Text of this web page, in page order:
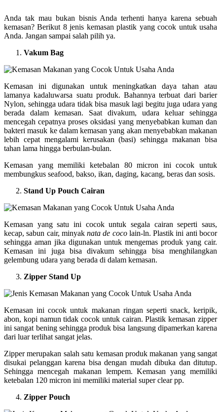
Anda tak mau bukan bisnis Anda terhenti hanya karena sebuah
kemasan? Berikut 8 jenis kemasan plastik yang cocok untuk usaha
Anda. Jangan sampai salah pilih ya.
Vakum Bag
Kemasan ini digunakan untuk meningkatkan daya tahan atau
lamanya kadaluwarsa suatu produk. Bahannya terbuat dari barier
Nylon, sehingga udara tidak bisa masuk lagi begitu juga udara yang
berada dalam kemasan. Saat divakum, udara keluar sehingga
mencegah cepatnya proses oksidasi yang menyebabkan kuman dan
bakteri masuk ke dalam kemasan yang akan menyebabkan makanan
lebih cepat mengalami kerusakan (basi) sehingga makanan bisa
tahan lama hingga berbulan-bulan.
Kemasan yang memiliki ketebalan 80 micron ini cocok untuk
membungkus seafood, bakso, ikan, daging, kacang, beras dan sosis.
Stand Up Pouch Cairan
Kemasan yang satu ini cocok untuk segala cairan seperti saus,
kecap, sabun cair, minyaknata de cocolain-ln. Plastik ini anti bocor
sehingga aman jika digunakan untuk mengemas produk yang cair.
Kemasan ini juga bisa divakum sehingga bisa menghilangkan
gelembung udara yang berada di dalam kemasan.
Zipper Stand Up
Kemasan ini cocok untuk makanan ringan seperti snack, keripik,
abon, kopi namun tidak cocok untuk cairan. Plastik kemasan zipper
ini sangat bening sehingga produk bisa langsung dipamerkan karena
dari luar terlihat sangat jelas.
Zipper merupakan salah satu kemasan produk makanan yang sangat
disukai pelanggan karena bisa dengan mudah dibuka dan ditutup.
Sehingga mencegah makanan lempem. Kemasan yang memiliki
ketebalan 120 micron ini memiliki material super clear pp.
Zipper Pouch